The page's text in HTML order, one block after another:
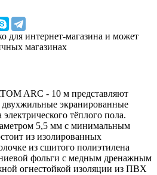
для интернет-магазина и может
магазинах
ARC - 10 м представляют
экранированные
тёплого пола.
5,5 мм с минимальным
из изолированных
из сшитого полиэтилена
фольги с медным дренажным
огнестойкой изоляции из ПВХ